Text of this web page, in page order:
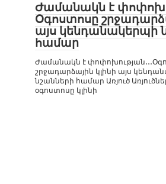
Ժամանակն է
Օգոստոսը
այս կենդանակերպի
համար
Ժամանակն է
շրջադարձային կլինի այս
նշանների համար Առյուծ
օգոստոսը կլինի